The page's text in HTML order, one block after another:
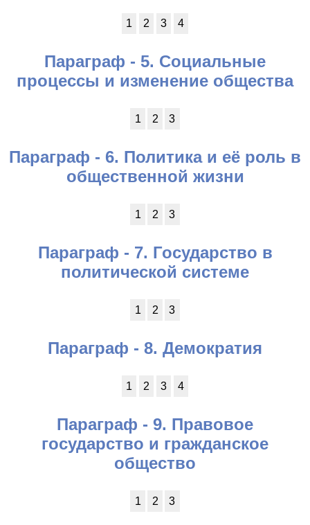
1 2 3 4
Параграф - 5. Социальные
процессы и изменение общества
1 2 3
Параграф - 6. Политика и её роль в
общественной жизни
1 2 3
Параграф - 7. Государство в
политической системе
1 2 3
Параграф - 8. Демократия
1 2 3 4
Параграф - 9. Правовое
государство и гражданское
общество
1 2 3